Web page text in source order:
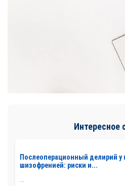
Интересное
Послеоперационный делирий у
шизофренией: риски и...
...